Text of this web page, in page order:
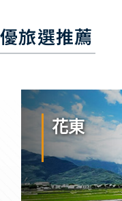
旅選推薦
花東